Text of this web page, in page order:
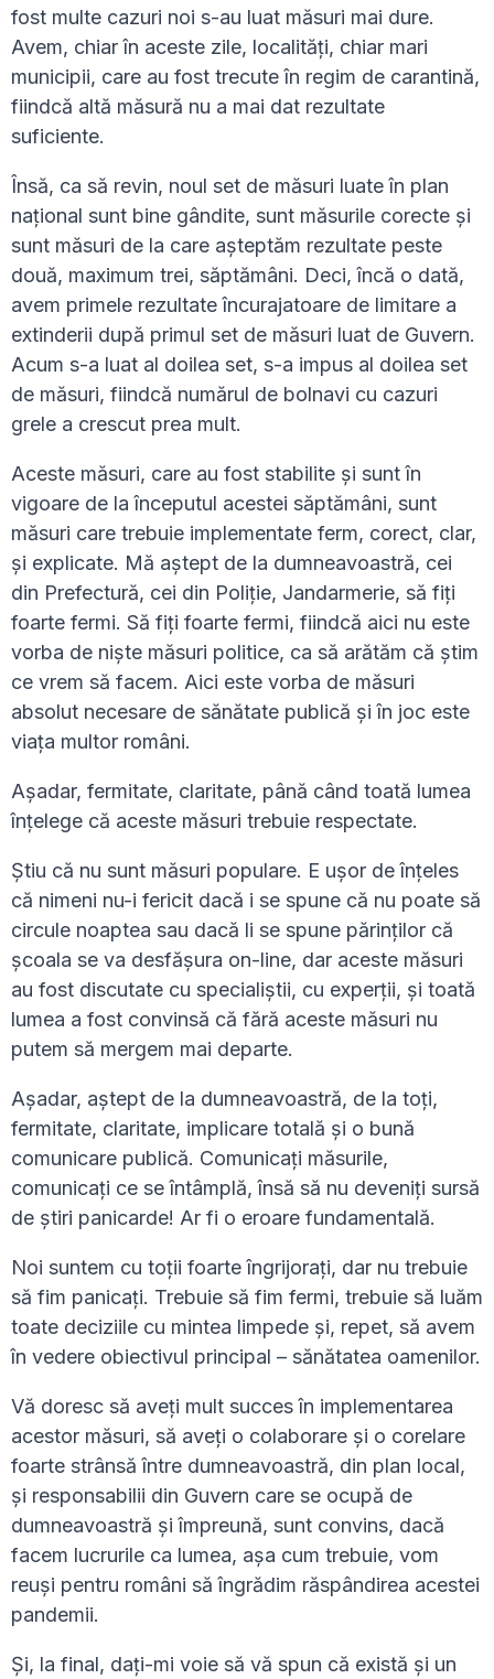
fost multe cazuri noi s-au luat măsuri mai dure.
Avem, chiar în aceste zile, localități, chiar mari
municipii, care au fost trecute în regim de carantină,
fiindcă altă măsură nu a mai dat rezultate
suficiente.
Însă, ca să revin, noul set de măsuri luate în plan
național sunt bine gândite, sunt măsurile corecte și
sunt măsuri de la care așteptăm rezultate peste
două, maximum trei, săptămâni. Deci, încă o dată,
avem primele rezultate încurajatoare de limitare a
extinderii după primul set de măsuri luat de Guvern.
Acum s-a luat al doilea set, s-a impus al doilea set
de măsuri, fiindcă numărul de bolnavi cu cazuri
grele a crescut prea mult.
Aceste măsuri, care au fost stabilite și sunt în
vigoare de la începutul acestei săptămâni, sunt
măsuri care trebuie implementate ferm, corect, clar,
și explicate. Mă aștept de la dumneavoastră, cei
din Prefectură, cei din Poliție, Jandarmerie, să fiți
foarte fermi. Să fiți foarte fermi, fiindcă aici nu este
vorba de niște măsuri politice, ca să arătăm că știm
ce vrem să facem. Aici este vorba de măsuri
absolut necesare de sănătate publică și în joc este
viața multor români.
Așadar, fermitate, claritate, până când toată lumea
înțelege că aceste măsuri trebuie respectate.
Știu că nu sunt măsuri populare. E ușor de înțeles
că nimeni nu-i fericit dacă i se spune că nu poate să
circule noaptea sau dacă li se spune părinților că
școala se va desfășura on-line, dar aceste măsuri
au fost discutate cu specialiștii, cu experții, și toată
lumea a fost convinsă că fără aceste măsuri nu
putem să mergem mai departe.
Așadar, aștept de la dumneavoastră, de la toți,
fermitate, claritate, implicare totală și o bună
comunicare publică. Comunicați măsurile,
comunicați ce se întâmplă, însă să nu deveniți sursă
de știri panicarde! Ar fi o eroare fundamentală.
Noi suntem cu toții foarte îngrijorați, dar nu trebuie
să fim panicați. Trebuie să fim fermi, trebuie să luăm
toate deciziile cu mintea limpede și, repet, să avem
în vedere obiectivul principal – sănătatea oamenilor.
Vă doresc să aveți mult succes în implementarea
acestor măsuri, să aveți o colaborare și o corelare
foarte strânsă între dumneavoastră, din plan local,
și responsabilii din Guvern care se ocupă de
dumneavoastră și împreună, sunt convins, dacă
facem lucrurile ca lumea, așa cum trebuie, vom
reuși pentru români să îngrădim răspândirea acestei
pandemii.
Și, la final, dați-mi voie să vă spun că există și un